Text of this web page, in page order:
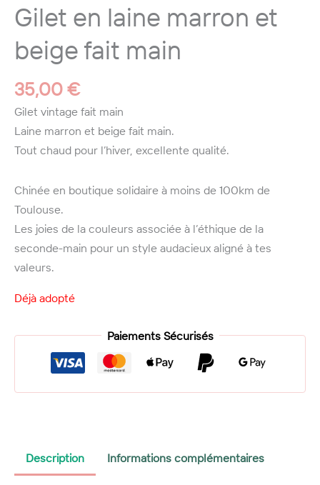
Gilet en laine marron et
beige fait main
35,00€
Gilet vintage fait main
Laine marron et beige fait main.
Tout chaud pour l’hiver, excellente qualité.
Chinée en boutique solidaire à moins de 100km de
Toulouse.
Les joies de la couleurs associée à l’éthique de la
seconde-main pour un style audacieux aligné à tes
valeurs.
Déjà adopté
Paiements Sécurisés
Description Informations complémentaires